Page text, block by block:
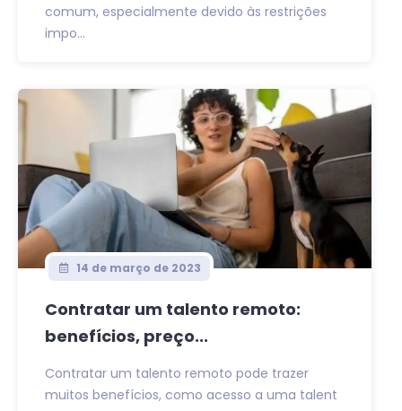
comum, especialmente devido às restrições
impo...
14 de março de 2023
Contratar um talento remoto:
benefícios, preço...
Contratar um talento remoto pode trazer
muitos benefícios, como acesso a uma talent